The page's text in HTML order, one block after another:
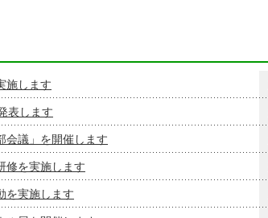
施します
表します
会議」を開催します
修を実施します
を実施します